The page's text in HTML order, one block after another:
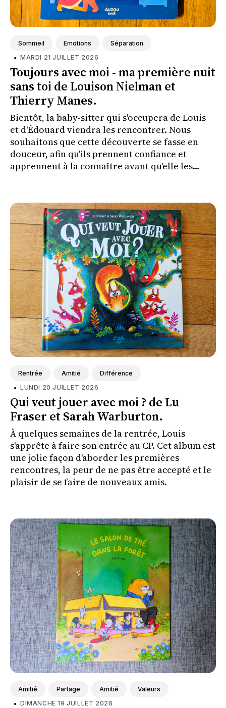
Sommeil Emotions Séparation
• MARDI 21 JUILLET 2026
Toujours avec moi - ma première nuit
sans toi de Louison Nielman et
Thierry Manes.
Bientôt, la baby-sitter qui s'occupera de Louis
et d'Édouard viendra les rencontrer. Nous
souhaitons que cette découverte se fasse en
douceur, afin qu'ils prennent confiance et
apprennent à la connaître avant qu'elle les
Rentrée Amitié Différence
• LUNDI 20 JUILLET 2026
Qui veut jouer avec moi ? de Lu
Fraser et Sarah Warburton.
À quelques semaines de la rentrée, Louis
s'apprête à faire son entrée au CP. Cet album est
une jolie façon d'aborder les premières
rencontres, la peur de ne pas être accepté et le
plaisir de se faire de nouveaux amis.
Amitié Partage Amitié Valeurs
• DIMANCHE 19 JUILLET 2026